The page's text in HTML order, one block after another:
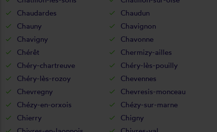
Chaudardes
Chaudun
Chauny
Chavignon
Chavigny
Chavonne
Chérêt
Chermizy-ailles
Chéry-chartreuve
Chéry-lès-pouilly
Chéry-lès-rozoy
Chevennes
Chevregny
Chevresis-monceau
Chézy-en-orxois
Chézy-sur-marne
Chierry
Chigny